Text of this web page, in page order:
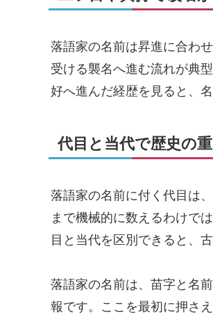
落語家の名前は昇進に合わ
受ける襲名へ進む流れが典
好へ進んだ経歴を見ると、
代目と当代で歴史の
落語家の名前に付く代目は
まで機械的に数えるわけで
目と当代を区別できると、
落語家の名前は、苗字と名
報です。ここを最初に押さ